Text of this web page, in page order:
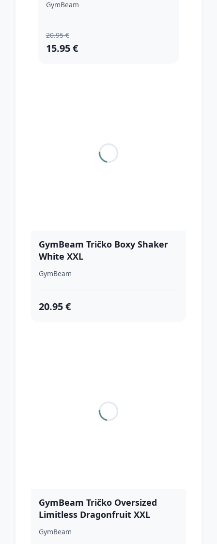
GymBeam
20.95 €
15.95 €
GymBeam Tričko Boxy Shaker
White XXL
GymBeam
20.95 €
GymBeam Tričko Oversized
Limitless Dragonfruit XXL
GymBeam